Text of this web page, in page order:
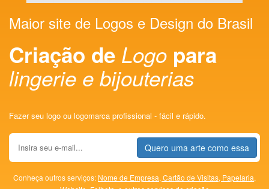
Maior site de Logos e Design do Brasil
Criação de Logo para
lingerie e bijouterias
Fazer seu logo ou logomarca profissional - fácil e rápido.
Quero uma arte como essa
Conheça outros serviços: Nome de Empresa, Cartão de Visitas, Papelaria,